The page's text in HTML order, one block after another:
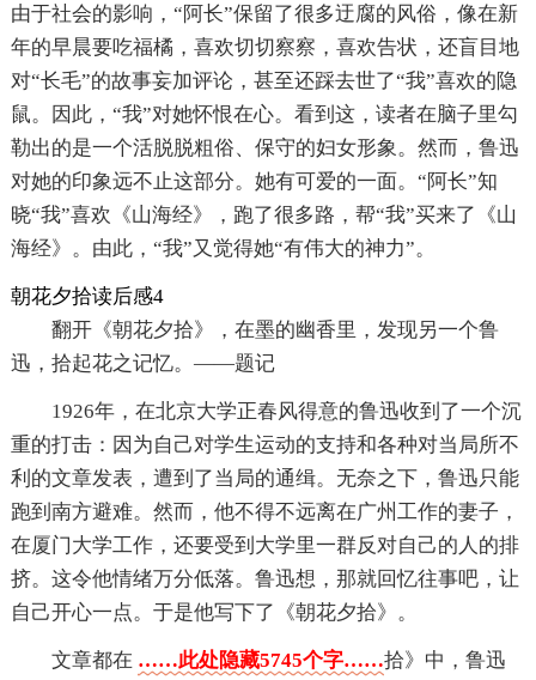
由于社会的影响，“阿长”保留了很多迂腐的风俗，像在新
年的早晨要吃福橘，喜欢切切察察，喜欢告状，还盲目地
对“长毛”的故事妄加评论，甚至还踩去世了“我”喜欢的隐
鼠。因此，“我”对她怀恨在心。看到这，读者在脑子里勾
勒出的是一个活脱脱粗俗、保守的妇女形象。然而，鲁迅
对她的印象远不止这部分。她有可爱的一面。“阿长”知
晓“我”喜欢《山海经》，跑了很多路，帮“我”买来了《山
海经》。由此，“我”又觉得她“有伟大的神力”。
朝花夕拾读后感4
翻开《朝花夕拾》，在墨的幽香里，发现另一个鲁
迅，拾起花之记忆。——题记
1926年，在北京大学正春风得意的鲁迅收到了一个沉
重的打击：因为自己对学生运动的支持和各种对当局所不
利的文章发表，遭到了当局的通缉。无奈之下，鲁迅只能
跑到南方避难。然而，他不得不远离在广州工作的妻子，
在厦门大学工作，还要受到大学里一群反对自己的人的排
挤。这令他情绪万分低落。鲁迅想，那就回忆往事吧，让
自己开心一点。于是他写下了《朝花夕拾》。
文章都在 ……此处隐藏5745个字……拾》中，鲁迅